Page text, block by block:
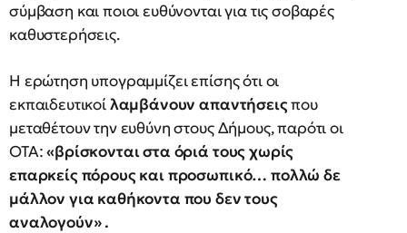
σύμβαση και ποιοι ευθύνονται για τις σοβαρές
καθυστερήσεις.
Η ερώτηση υπογραμμίζει επίσης ότι οι
εκπαιδευτικοίλαμβάνουν απαντήσειςπου
μεταθέτουν την ευθύνη στους Δήμους, παρότι οι
ΟΤΑ:«βρίσκονται στα όριά τους χωρίς
επαρκείς πόρους και προσωπικό… πολλώ δε
μάλλον για καθήκοντα που δεν τους
αναλογούν» .